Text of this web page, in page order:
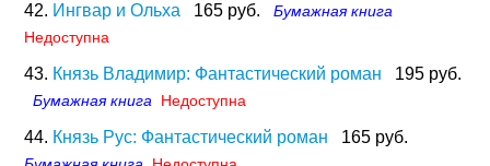
42. Ингвар и Ольха 165 руб.
Бумажная книга
Недоступна
43. Князь Владимир: Фантастический роман 195 руб.
Бумажная книга Недоступна
44. Князь Рус: Фантастический роман 165 руб.